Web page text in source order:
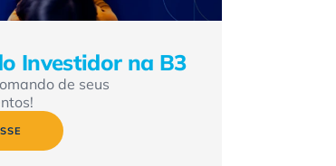
Investidor na B3
de seus